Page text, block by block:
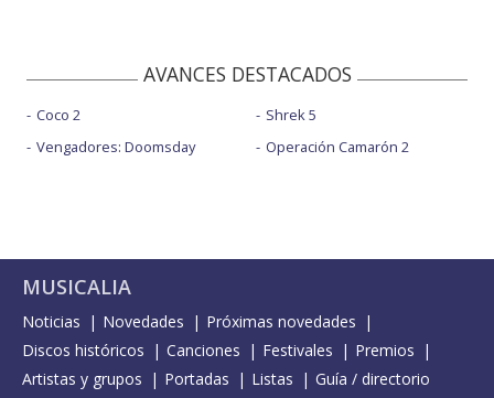
AVANCES DESTACADOS
Coco 2
Vengadores: Doomsday
Shrek 5
Operación Camarón 2
MUSICALIA
Noticias Novedades
Próximas novedades
Discos históricos
Canciones Festivales
Premios
Artistas y grupos
Portadas Listas Guía / directorio